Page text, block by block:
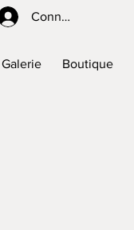
Connexion
Galerie Boutique